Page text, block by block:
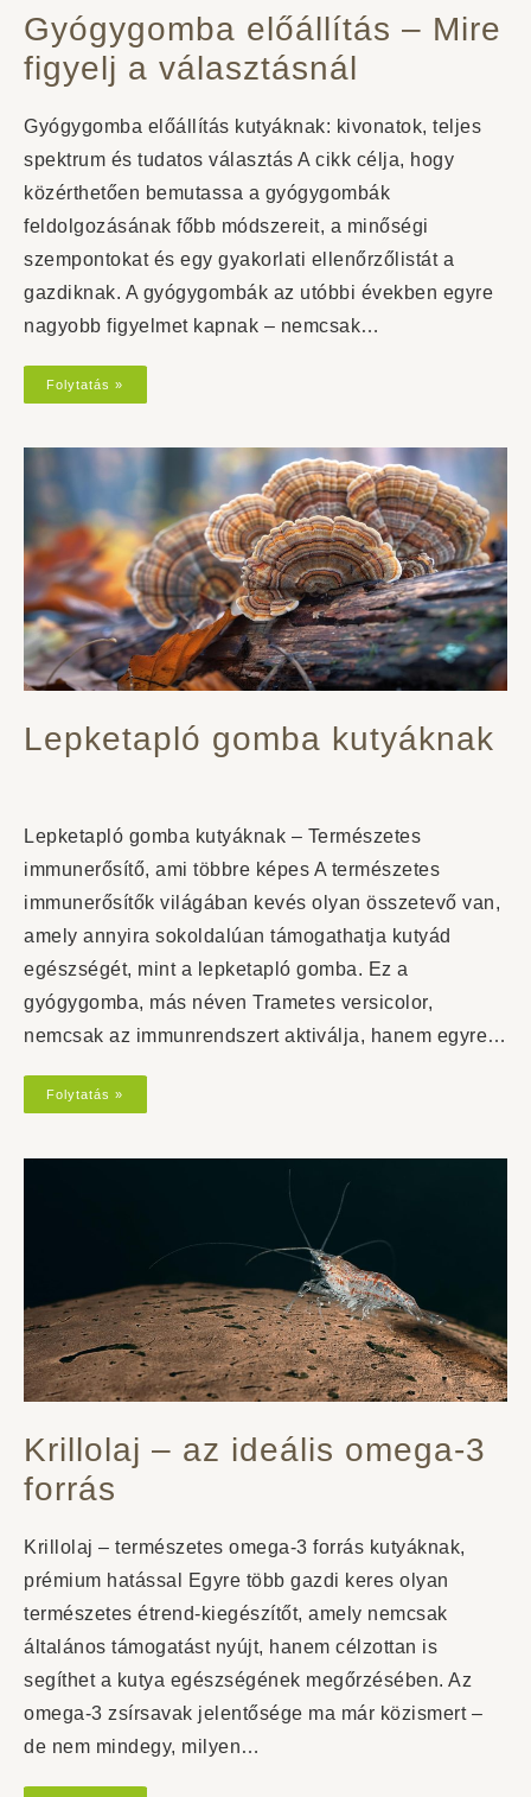
Gyógygomba előállítás – Mire
figyelj a választásnál
Gyógygomba előállítás kutyáknak: kivonatok, teljes
spektrum és tudatos választás A cikk célja, hogy
közérthetően bemutassa a gyógygombák
feldolgozásának főbb módszereit, a minőségi
szempontokat és egy gyakorlati ellenőrzőlistát a
gazdiknak. A gyógygombák az utóbbi években egyre
nagyobb figyelmet kapnak – nemcsak…
Folytatás »
Lepketapló gomba kutyáknak
Lepketapló gomba kutyáknak – Természetes
immunerősítő, ami többre képes A természetes
immunerősítők világában kevés olyan összetevő van,
amely annyira sokoldalúan támogathatja kutyád
egészségét, mint a lepketapló gomba. Ez a
gyógygomba, más néven Trametes versicolor,
nemcsak az immunrendszert aktiválja, hanem egyre…
Folytatás »
Krillolaj – az ideális omega-3
forrás
Krillolaj – természetes omega-3 forrás kutyáknak,
prémium hatással Egyre több gazdi keres olyan
természetes étrend-kiegészítőt, amely nemcsak
általános támogatást nyújt, hanem célzottan is
segíthet a kutya egészségének megőrzésében. Az
omega-3 zsírsavak jelentősége ma már közismert –
de nem mindegy, milyen…